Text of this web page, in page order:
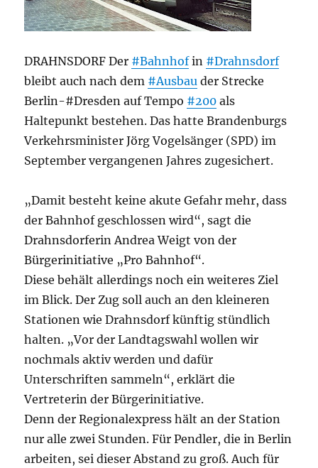
DRAHNSDORF Der #Bahnhofin #Drahnsdorf
bleibt auch nach dem #Ausbau der Strecke
Berlin-#Dresden auf Tempo #200 als
Haltepunkt bestehen. Das hatte Brandenburgs
Verkehrsminister Jörg Vogelsänger (SPD) im
September vergangenen Jahres zugesichert.
„Damit besteht keine akute Gefahr mehr, dass
der Bahnhof geschlossen wird“, sagt die
Drahnsdorferin Andrea Weigt von der
Bürgerinitiative „Pro Bahnhof“.
Diese behält allerdings noch ein weiteres Ziel
im Blick. Der Zug soll auch an den kleineren
Stationen wie Drahnsdorf künftig stündlich
halten. „Vor der Landtagswahl wollen wir
nochmals aktiv werden und dafür
Unterschriften sammeln“, erklärt die
Vertreterin der Bürgerinitiative.
Denn der Regionalexpress hält an der Station
nur alle zwei Stunden. Für Pendler, die in Berlin
arbeiten, sei dieser Abstand zu groß. Auch für